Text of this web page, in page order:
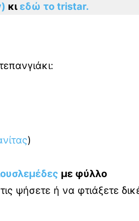
κι εδώ το tristar.
)
με φύλλο
ψήσετε ή να φτιάξετε